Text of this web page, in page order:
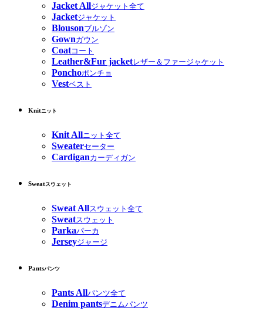
Jacket Allジャケット全て
Jacketジャケット
Blousonブルゾン
Gownガウン
Coatコート
Leather&Fur jacketレザー＆ファージャケット
Ponchoポンチョ
Vestベスト
Knitニット
Knit Allニット全て
Sweaterセーター
Cardiganカーディガン
Sweatスウェット
Sweat Allスウェット全て
Sweatスウェット
Parkaパーカ
Jerseyジャージ
Pantsパンツ
Pants Allパンツ全て
Denim pantsデニムパンツ